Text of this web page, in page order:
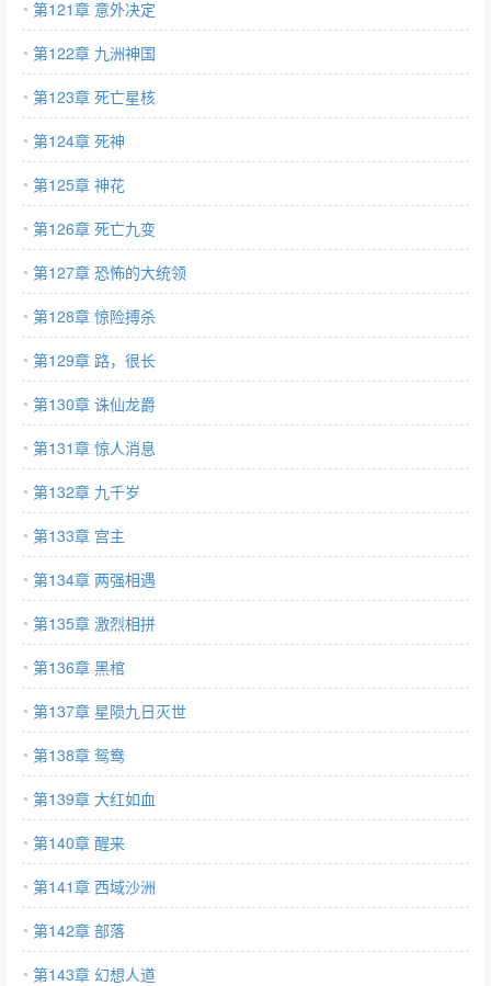
第121章 意外决定
第122章 九洲神国
第123章 死亡星核
第124章 死神
第125章 神花
第126章 死亡九变
第127章 恐怖的大统领
第128章 惊险搏杀
第129章 路，很长
第130章 诛仙龙爵
第131章 惊人消息
第132章 九千岁
第133章 宫主
第134章 两强相遇
第135章 激烈相拼
第136章 黑棺
第137章 星陨九日灭世
第138章 鸳鸯
第139章 大红如血
第140章 醒来
第141章 西域沙洲
第142章 部落
第143章 幻想人道